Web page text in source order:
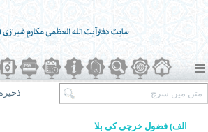
الف) فضول خرچی کی بلا